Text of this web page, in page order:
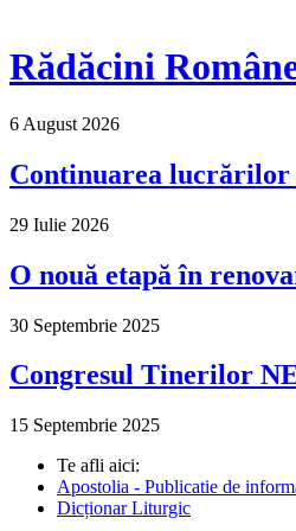
Rădăcini
6 August 2026
Continuarea lucrărilor
29 Iulie 2026
O nouă etapă în
30 Septembrie 2025
Congresul Tinerilor
15 Septembrie 2025
Te afli aici:
Apostolia - Publicatie de
Dicționar Liturgic